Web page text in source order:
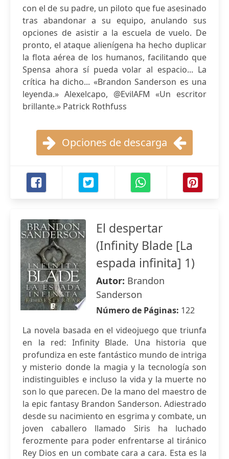
con el de su padre, un piloto que fue asesinado
tras abandonar a su equipo, anulando sus
opciones de asistir a la escuela de vuelo. De
pronto, el ataque alienígena ha hecho duplicar
la flota aérea de los humanos, facilitando que
Spensa ahora sí pueda volar al espacio... La
crítica ha dicho... «Brandon Sanderson es una
leyenda.» Alexelcapo, @EvilAFM «Un escritor
brillante.» Patrick Rothfuss
Opciones de descarga
El despertar
(Infinity Blade [La
espada infinita] 1)
Autor: Brandon
Sanderson
Número de Páginas: 122
La novela basada en el videojuego que triunfa
en la red: Infinity Blade. Una historia que
profundiza en este fantástico mundo de intriga
y misterio donde la magia y la tecnología son
indistinguibles e incluso la vida y la muerte no
son lo que parecen. De la mano del maestro de
la epic fantasy Brandon Sanderson. Adiestrado
desde su nacimiento en esgrima y combate, un
joven caballero llamado Siris ha luchado
ferozmente para poder enfrentarse al tiránico
Rey Dios en un combate cara a cara. Esta es la